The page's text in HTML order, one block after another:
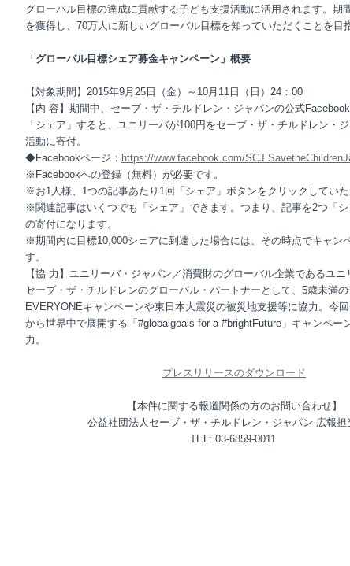
グローバル目標の達成に貢献する子ども支援活動に活用されます。期
を獲得し、70万人に新しいグローバル目標を知っていただくことを目
「グローバル目標シェア募金キャンペーン」概要
【対象期間】2015年9月25日（金）～10月11日（日）24：00
【内 容】期間中、セーブ・ザ・チルドレン・ジャパンの公式
「シェア」すると、ユニリーバが100円をセーブ・ザ・チルドレン・
活動に寄付。
◆Facebookページ： https://www.facebook.com/
※Facebookへの登録（無料）が必要です。
※お1人様、1つの記事あたり1回「シェア」ボタンをクリックしていた
※関連記事はいくつでも「シェア」できます。つまり、記事を2つ「シ
の寄付になります。
※期間内に目標10,000シェアに到達した場合には、その時点でキャン
す。
【協 力】ユニリーバ・ジャパン／消費財のグローバル企業であるユニ
セーブ・ザ・チルドレンのグローバル・パートナーとして、5歳未満
EVERYONEキャンペーンや東日本大震災の被災地支援等に協力。今
から世界中で展開する「#globalgoals for a #brightFuture」キャンペー
力。
プレスリリースのダウンロード
【本件に関する報道関係の方のお問い合わせ】
公益社団法人セーブ・ザ・チルドレン・ジャパン 広報担
TEL: 03-6859-0011